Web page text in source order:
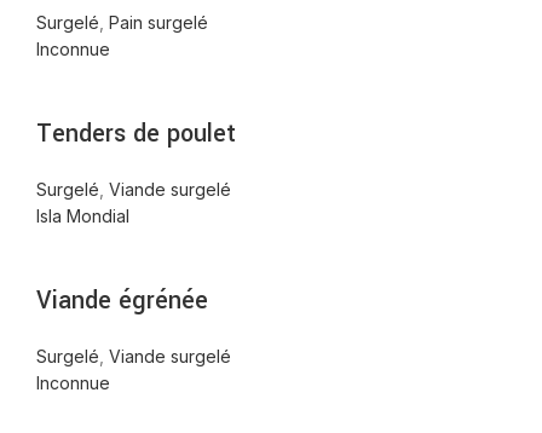
Surgelé Pain surgelé
Inconnue
Tenders de poulet
Surgelé Viande surgelé
Isla Mondial
Viande égrénée
Surgelé Viande surgelé
Inconnue